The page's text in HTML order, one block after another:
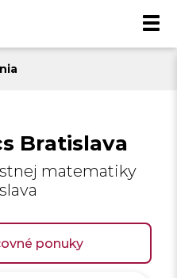
Bratislava
matematiky
ponuky